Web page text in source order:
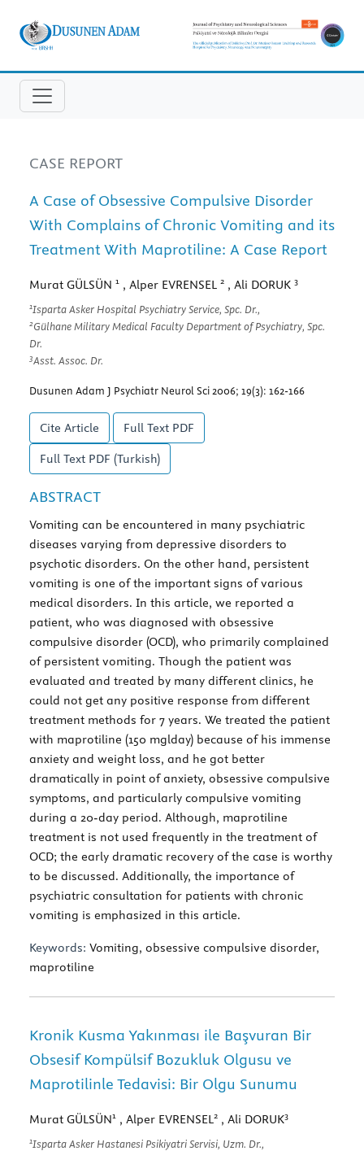
CASE REPORT
A Case of Obsessive Compulsive Disorder
With Complains of Chronic Vomiting and its
Treatment With Maprotiline: A Case Report
Murat GÜLSÜN 1 , Alper EVRENSEL 2 , Ali DORUK 3
1Isparta Asker Hospital Psychiatry Service, Spc. Dr.,
2Gülhane Military Medical Faculty Department of Psychiatry, Spc.
Dr.
3Asst. Assoc. Dr.
Dusunen Adam J Psychiatr Neurol Sci 2006; 19(3): 162-166
Cite Article Full Text PDF
Full Text PDF (Turkish)
ABSTRACT
Vomiting can be encountered in many psychiatric
diseases varying from depressive disorders to
psychotic disorders. On the other hand, persistent
vomiting is one of the important signs of various
medical disorders. In this article, we reported a
patient, who was diagnosed with obsessive
compulsive disorder (OCD), who primarily complained
of persistent vomiting. Though the patient was
evaluated and treated by many different clinics, he
could not get any positive response from different
treatment methods for 7 years. We treated the patient
with maprotiline (150 mglday) because of his immense
anxiety and weight loss, and he got better
dramatically in point of anxiety, obsessive compulsive
symptoms, and particularly compulsive vomiting
during a 20-day period. Although, maprotiline
treatment is not used frequently in the treatment of
OCD; the early dramatic recovery of the case is worthy
to be discussed. Additionally, the importance of
psychiatric consultation for patients with chronic
vomiting is emphasized in this article.
Keywords: Vomiting, obsessive compulsive disorder,
maprotiline
Kronik Kusma Yakınması ile Başvuran Bir
Obsesif Kompülsif Bozukluk Olgusu ve
Maprotilinle Tedavisi: Bir Olgu Sunumu
Murat GÜLSÜN1 , Alper EVRENSEL2 , Ali DORUK3
1Isparta Asker Hastanesi Psikiyatri Servisi, Uzm. Dr.,